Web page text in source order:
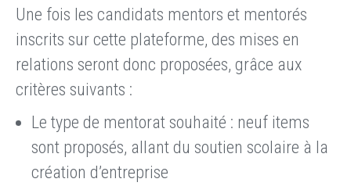
Une fois les candidats mentors et mentorés
inscrits sur cette plateforme, des mises en
relations seront donc proposées, grâce aux
critères suivants :
Le type de mentorat souhaité : neuf items
sont proposés, allant du soutien scolaire à la
création d’entreprise